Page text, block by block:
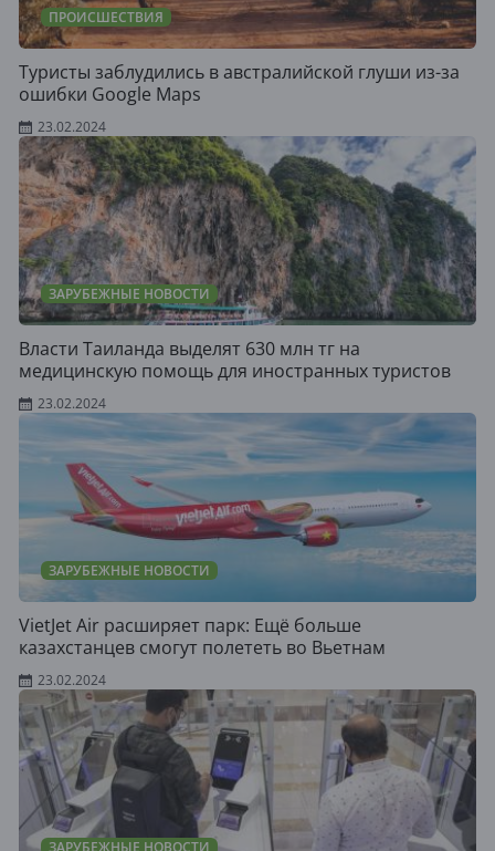
ПРОИСШЕСТВИЯ
Туристы заблудились в австралийской глуши из-за
ошибки Google Maps
23.02.2024
ЗАРУБЕЖНЫЕ НОВОСТИ
Власти Таиланда выделят 630 млн тг на
медицинскую помощь для иностранных туристов
23.02.2024
ЗАРУБЕЖНЫЕ НОВОСТИ
VietJet Air расширяет парк: Ещё больше
казахстанцев смогут полететь во Вьетнам
23.02.2024
ЗАРУБЕЖНЫЕ НОВОСТИ